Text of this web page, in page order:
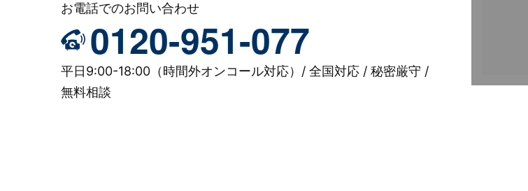
お電話でのお問い合わせ
0120-951-077
平日9:00-18:00（時間外オンコール対応）/ 全国対応 / 秘密厳守 /
無料相談